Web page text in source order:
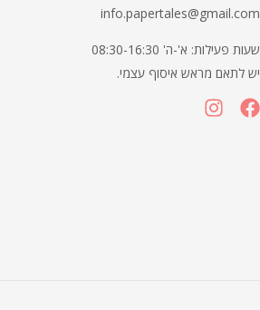
info.papertales@gmail.com
שעות פעילות: א'-ה' 08:30-16:30
יש לתאם מראש איסוף עצמי.